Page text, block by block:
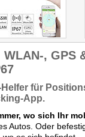
WLAN-, GPS
für
App.
wo sich Ihr
Autos. Oder